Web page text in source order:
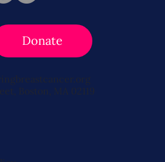
Donate
Boston, MA 02119